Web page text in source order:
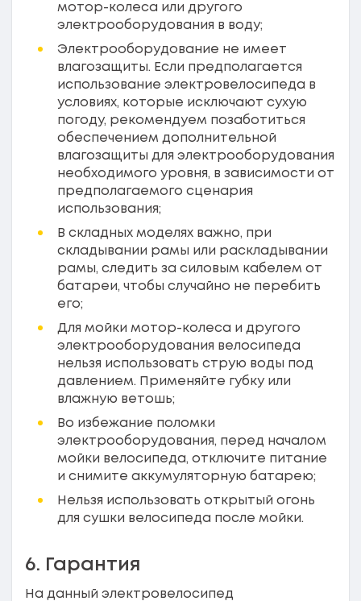
мотор-колеса или другого
электрооборудования в воду;
Электрооборудование не имеет
влагозащиты. Если предполагается
использование электровелосипеда в
условиях, которые исключают сухую
погоду, рекомендуем позаботиться
обеспечением дополнительной
влагозащиты для электрооборудования
необходимого уровня, в зависимости от
предполагаемого сценария
использования;
В складных моделях важно, при
складывании рамы или раскладывании
рамы, следить за силовым кабелем от
батареи, чтобы случайно не перебить
его;
Для мойки мотор-колеса и другого
электрооборудования велосипеда
нельзя использовать струю воды под
давлением. Применяйте губку или
влажную ветошь;
Во избежание поломки
электрооборудования, перед началом
мойки велосипеда, отключите питание
и снимите аккумуляторную батарею;
Нельзя использовать открытый огонь
для сушки велосипеда после мойки.
6. Гарантия
На данный электровелосипед